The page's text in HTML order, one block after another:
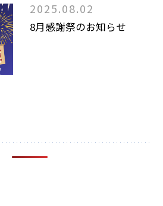
2025.08.02
8月感謝祭のお知らせ